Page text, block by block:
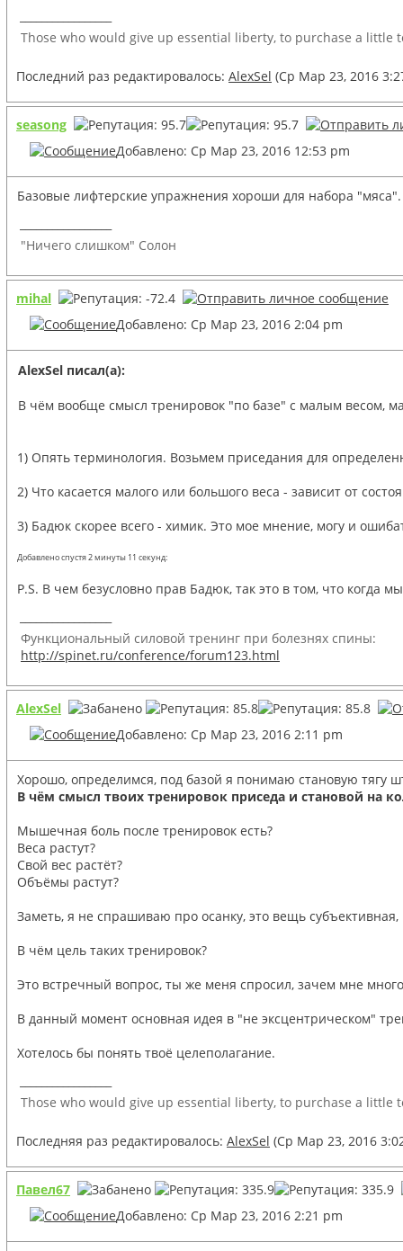
Those who would give up essential liberty, to purchase a
Последний раз редактировалось: AlexSel (Ср Мар 23, 2016
seasong
Добавлено: Ср Мар 23, 2016 12:53 pm
Базовые лифтерские упражнения хороши для набора
"Ничего слишком" Солон
mihal
Добавлено: Ср Мар 23, 2016 2:04 pm
AlexSel писал(а):
В чём вообще смысл тренировок "по базе" с малым весом,
1) Опять терминология. Возьмем приседания для
2) Что касается малого или большого веса - зависит от
3) Бадюк скорее всего - химик. Это мое мнение, могу и
Добавлено спустя 2 минуты 11 секунд:
P.S. В чем безусловно прав Бадюк, так это в том, что
Функциональный силовой тренинг при болезнях спины:
http://spinet.ru/conference/forum123.html
AlexSel
Добавлено: Ср Мар 23, 2016 2:11 pm
Хорошо, определимся, под базой я понимаю становую тягу
В чём смысл твоих тренировок приседа и становой на
Мышечная боль после тренировок есть?
Веса растут?
Свой вес растёт?
Объёмы растут?
Заметь, я не спрашиваю про осанку, это вещь субъективная,
В чём цель таких тренировок?
Это встречный вопрос, ты же меня спросил, зачем мне
В данный момент основная идея в "не эксцентрическом"
Хотелось бы понять твоё целеполагание.
Those who would give up essential liberty, to purchase a
Последняя раз редактировалось: AlexSel (Ср Мар 23, 2016
Павел67
Добавлено: Ср Мар 23, 2016 2:21 pm